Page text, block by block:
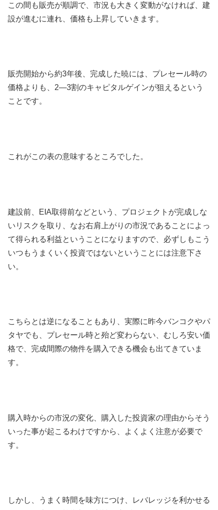
この間も販売が順調で、市況も大きく変動がなければ、建
設が進むに連れ、価格も上昇していきます。
販売開始から約3年後、完成した暁には、プレセール時の
価格よりも、2—3割のキャピタルゲインが狙えるという
ことです。
これがこの表の意味するところでした。
建設前、EIA取得前などという、プロジェクトが完成しな
いリスクを取り、なお右肩上がりの市況であることによっ
て得られる利益ということになりますので、必ずしもこう
いつもうまくいく投資ではないということには注意下さ
い。
こちらとは逆になることもあり、実際に昨今バンコクやパ
タヤでも、プレセール時と殆ど変わらない、むしろ安い価
格で、完成間際の物件を購入できる機会も出てきていま
す。
購入時からの市況の変化、購入した投資家の理由からそう
いった事が起こるわけですから、よくよく注意が必要で
す。
しかし、うまく時間を味方につけ、レバレッジを利かせる